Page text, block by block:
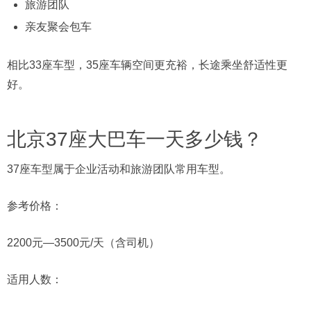
旅游团队
亲友聚会包车
相比33座车型，35座车辆空间更充裕，长途乘坐舒适性更
好。
北京37座大巴车一天多少钱？
37座车型属于企业活动和旅游团队常用车型。
参考价格：
2200元—3500元/天（含司机）
适用人数：